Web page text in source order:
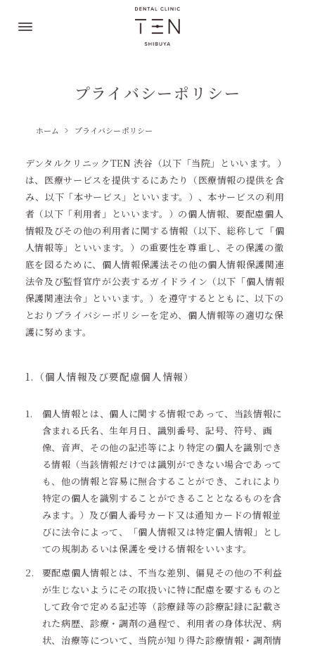
プライバシーポリシー
ホーム プライバシーポリシー
デンタルクリニックTEN 渋谷（以下「当院」といいます。）
は、医療サービスを提供するにあたり（医療情報の提供を含
み、以下「本サービス」といいます。）、本サービスの利用
者（以下「利用者」といいます。）の個人情報、要配慮個人
情報及びその他の利用者に関する情報（以下、総称して「個
人情報等」といいます。）の重要性を尊重し、その保護の徹
底を図るために、個人情報保護法その他の個人情報保護関連
法令及び監督官庁が公表するガイドライン（以下「個人情報
保護関連法令」といいます。）を遵守するとともに、以下の
とおりプライバシーポリシーを定め、個人情報等の適切な保
護に努めます。
1.（個人情報及び要配慮個人情報）
個人情報とは、個人に関する情報であって、当該情報に
含まれる氏名、生年月日、識別番号、記号、符号、画
像、音声、その他の記述等により特定の個人を識別でき
る情報（当該情報だけでは識別ができない場合であって
も、他の情報と容易に照合することができ、これにより
特定の個人を識別することができることとなるものを含
みます。）及び個人番号カード又は通知カードの情報並
びに法令によって、「個人情報又は特定個人情報」とし
ての規制あるいは保護を受ける情報をいいます。
要配慮個人情報とは、不当な差別、偏見その他の不利益
が生じないようにその取扱いに特に配慮を要するものと
して政令で定める記述等（診療録等の診療記録に記載さ
れた病歴、診療・調剤の過程で、利用者の身体状況、病
状、治療等について、当院が知り得た診療情報・調剤情